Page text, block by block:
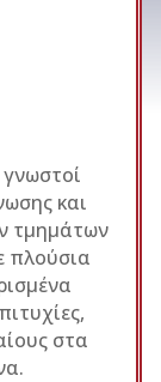
και
τμημάτων
πλούσια
στα